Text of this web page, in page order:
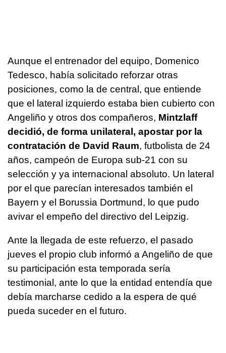
Aunque el entrenador del equipo, Domenico
Tedesco, había solicitado reforzar otras
posiciones, como la de central, que entiende
que el lateral izquierdo estaba bien cubierto con
Angeliño y otros dos compañeros, Mintzlaff
decidió, de forma unilateral, apostar por la
contratación de David Raum, futbolista de 24
años, campeón de Europa sub-21 con su
selección y ya internacional absoluto. Un lateral
por el que parecían interesados también el
Bayern y el Borussia Dortmund, lo que pudo
avivar el empeño del directivo del Leipzig.
Ante la llegada de este refuerzo, el pasado
jueves el propio club informó a Angeliño de que
su participación esta temporada sería
testimonial, ante lo que la entidad entendía que
debía marcharse cedido a la espera de qué
pueda suceder en el futuro.